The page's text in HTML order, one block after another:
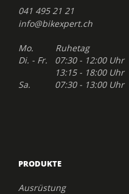
041 495 21 21
info@bikexpert.ch
Mo. Ruhetag
Di. - Fr. 07:30 - 12:00 Uhr
13:15 - 18:00 Uhr
Sa. 07:30 - 13:00 Uhr
PRODUKTE
Ausrüstung